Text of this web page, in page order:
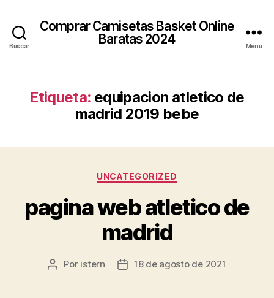
Buscar
Comprar Camisetas Basket Online
Baratas 2024
Menú
Etiqueta: equipacion atletico de
madrid 2019 bebe
Categorías
UNCATEGORIZED
pagina web atletico de
madrid
Autor
Por istern
Fecha18 de agosto de 2021